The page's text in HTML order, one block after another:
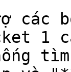
các
1